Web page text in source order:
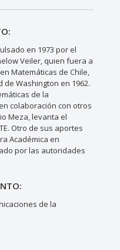
en 1973 por el
Veiler, quien fuera a
Matemáticas de Chile,
Washington en 1962.
de la
colaboración con otros
Meza, levanta el
Otro de sus aportes
Académica en
por las autoridades
de la